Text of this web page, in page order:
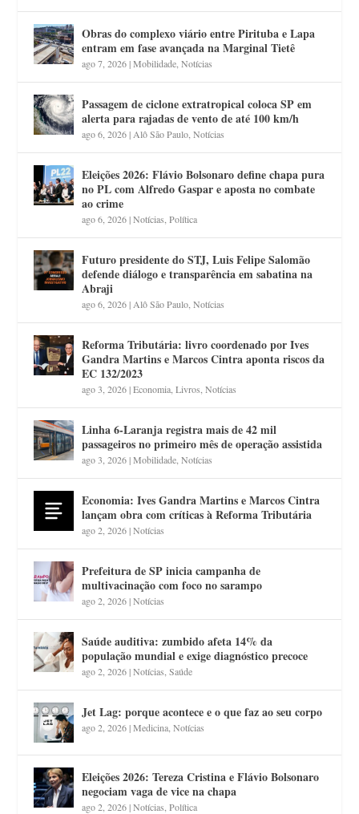
Obras do complexo viário entre Pirituba e Lapa
entram em fase avançada na Marginal Tietê
ago 7, 2026|Mobilidade ,Notícias
Passagem de ciclone extratropical coloca SP em
alerta para rajadas de vento de até 100 km/h
ago 6, 2026| Alô São Paulo ,Notícias
Eleições 2026: Flávio Bolsonaro define chapa pura
no PL com Alfredo Gaspar e aposta no combate
ao crime
ago 6, 2026|Notícias ,Política
Futuro presidente do STJ, Luis Felipe Salomão
defende diálogo e transparência em sabatina na
Abraji
ago 6, 2026| Alô São Paulo ,Notícias
Reforma Tributária: livro coordenado por Ives
Gandra Martins e Marcos Cintra aponta riscos da
EC 132/2023
ago 3, 2026|Economia ,Livros ,Notícias
Linha 6-Laranja registra mais de 42 mil
passageiros no primeiro mês de operação assistida
ago 3, 2026|Mobilidade ,Notícias
Economia: Ives Gandra Martins e Marcos Cintra
lançam obra com críticas à Reforma Tributária
ago 2, 2026|Notícias
Prefeitura de SP inicia campanha de
multivacinação com foco no sarampo
ago 2, 2026|Notícias
Saúde auditiva: zumbido afeta 14% da
população mundial e exige diagnóstico precoce
ago 2, 2026|Notícias ,Saúde
Jet Lag: porque acontece e o que faz ao seu corpo
ago 2, 2026|Medicina ,Notícias
Eleições 2026: Tereza Cristina e Flávio Bolsonaro
negociam vaga de vice na chapa
ago 2, 2026|Notícias ,Política